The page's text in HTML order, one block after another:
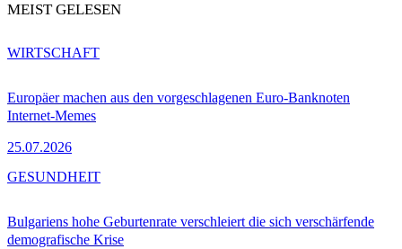
MEIST GELESEN
Europäer machen aus den vorgeschlagenen Euro-Banknoten
Internet-Memes
25.07.2026
WIRTSCHAFT
Bulgariens hohe Geburtenrate verschleiert die sich verschärfende
demografische Krise
GESUNDHEIT